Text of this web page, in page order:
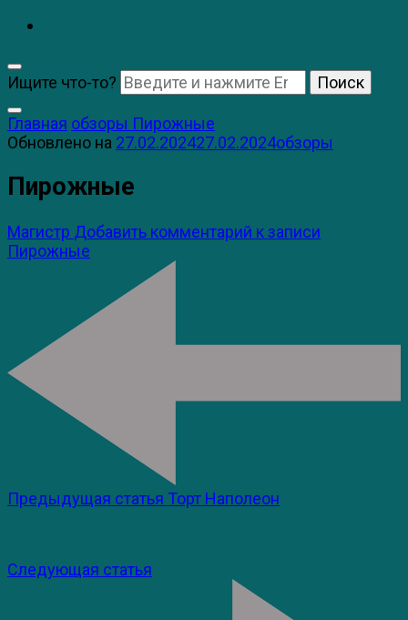
Ищите что-то?
Главная обзоры Пирожные
Обновлено на 27.02.202427.02.2024обзоры
Пирожные
Магистр Добавить комментарий к записи
Пирожные
Предыдущая статья Торт Наполеон
Следующая статья